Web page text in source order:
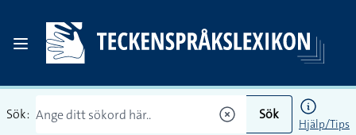
Sök: Sök
Hjälp/Tips